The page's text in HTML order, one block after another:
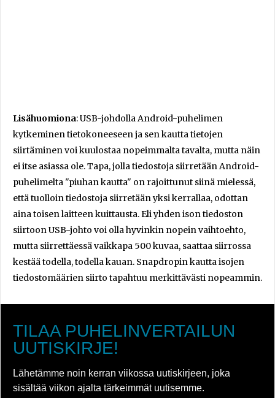
Lisähuomiona: USB-johdolla Android-puhelimen
kytkeminen tietokoneeseen ja sen kautta tietojen
siirtäminen voi kuulostaa nopeimmalta tavalta, mutta näin
ei itse asiassa ole. Tapa, jolla tiedostoja siirretään Android-
puhelimelta "piuhan kautta" on rajoittunut siinä mielessä,
että tuolloin tiedostoja siirretään yksi kerrallaa, odottan
aina toisen laitteen kuittausta. Eli yhden ison tiedoston
siirtoon USB-johto voi olla hyvinkin nopein vaihtoehto,
mutta siirrettäessä vaikkapa 500 kuvaa, saattaa siirrossa
kestää todella, todella kauan. Snapdropin kautta isojen
tiedostomäärien siirto tapahtuu merkittävästi nopeammin.
TILAA PUHELINVERTAILUN
UUTISKIRJE!
Lähetämme noin kerran viikossa uutiskirjeen, joka
sisältää viikon ajalta tärkeimmät uutisemme.